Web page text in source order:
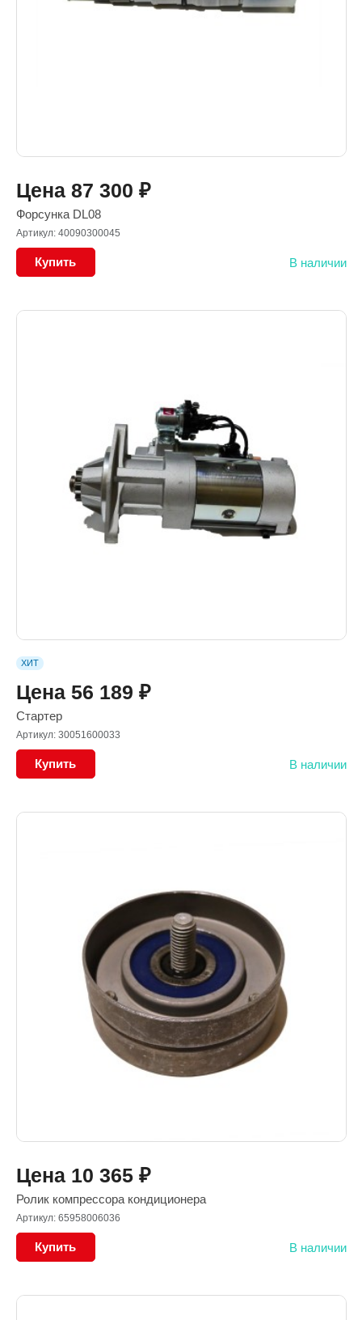
Цена 87 300 ₽
Форсунка DL08
Артикул: 40090300045
Купить В наличии
ХИТ
Цена 56 189 ₽
Стартер
Артикул: 30051600033
Купить В наличии
Цена 10 365 ₽
Ролик компрессора кондиционера
Артикул: 65958006036
Купить В наличии